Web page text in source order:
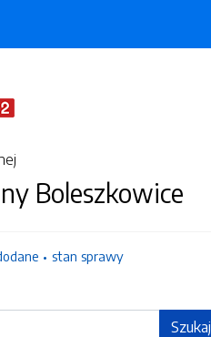
Boleszkowice
stan sprawy
Szukaj